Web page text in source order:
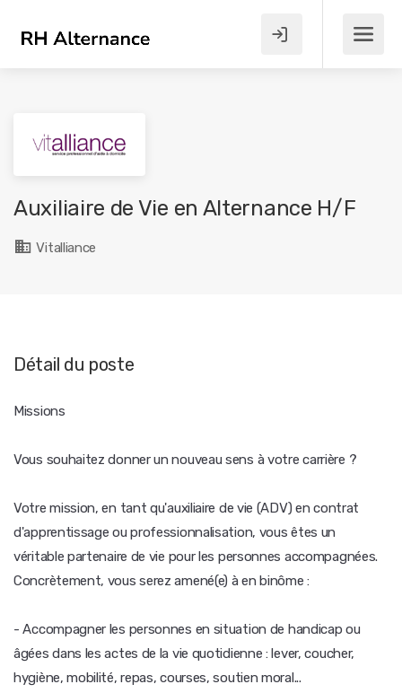
Auxiliaire de Vie en Alternance H/F
Vitalliance
Détail du poste
Missions
Vous souhaitez donner un nouveau sens à votre carrière ?
Votre mission, en tant qu'auxiliaire de vie (ADV) en contrat
d'apprentissage ou professionnalisation, vous êtes un
véritable partenaire de vie pour les personnes accompagnées.
Concrètement, vous serez amené(e) à en binôme :
- Accompagner les personnes en situation de handicap ou
âgées dans les actes de la vie quotidienne : lever, coucher,
hygiène, mobilité, repas, courses, soutien moral...